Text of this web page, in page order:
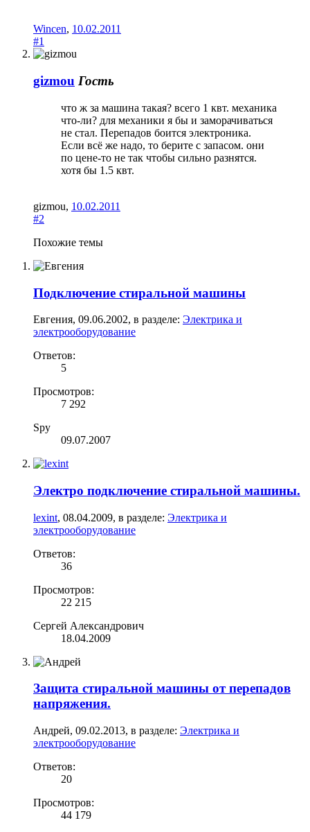
Wincen, 10.02.2011
#1
gizmou Гость
что ж за машина такая? всего 1 квт. механика
что-ли? для механики я бы и заморачиваться
не стал. Перепадов боится электроника.
Если всё же надо, то берите с запасом. они
по цене-то не так чтобы сильно разнятся.
хотя бы 1.5 квт.
gizmou, 10.02.2011
#2
Похожие темы
Подключение стиральной машины
Евгения, 09.06.2002, в разделе: Электрика и
электрооборудование
Ответов:
5
Просмотров:
7 292
Spy
09.07.2007
Электро подключение стиральной машины.
lexint, 08.04.2009, в разделе: Электрика и
электрооборудование
Ответов:
36
Просмотров:
22 215
Сергей Александрович
18.04.2009
Защита стиральной машины от перепадов
напряжения.
Андрей, 09.02.2013, в разделе: Электрика и
электрооборудование
Ответов:
20
Просмотров:
44 179